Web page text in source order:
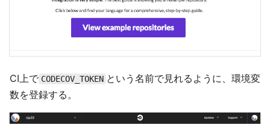
CI上で CODECOV_TOKEN という名前で見れるように、環境変
数を登録する。